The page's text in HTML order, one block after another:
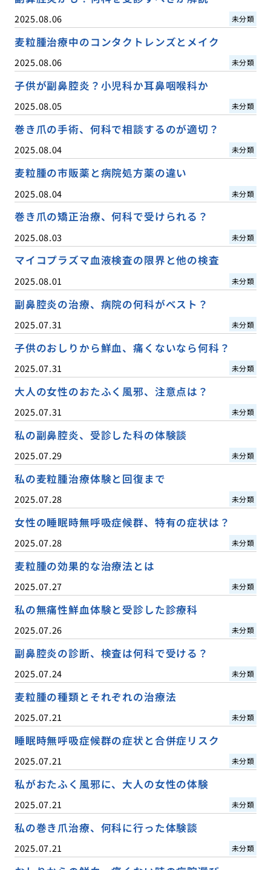
2025.08.06 未分類
麦粒腫治療中のコンタクトレンズとメイク
2025.08.06 未分類
子供が副鼻腔炎？小児科か耳鼻咽喉科か
2025.08.05 未分類
巻き爪の手術、何科で相談するのが適切？
2025.08.04 未分類
麦粒腫の市販薬と病院処方薬の違い
2025.08.04 未分類
巻き爪の矯正治療、何科で受けられる？
2025.08.03 未分類
マイコプラズマ血液検査の限界と他の検査
2025.08.01 未分類
副鼻腔炎の治療、病院の何科がベスト？
2025.07.31 未分類
子供のおしりから鮮血、痛くないなら何科？
2025.07.31 未分類
大人の女性のおたふく風邪、注意点は？
2025.07.31 未分類
私の副鼻腔炎、受診した科の体験談
2025.07.29 未分類
私の麦粒腫治療体験と回復まで
2025.07.28 未分類
女性の睡眠時無呼吸症候群、特有の症状は？
2025.07.28 未分類
麦粒腫の効果的な治療法とは
2025.07.27 未分類
私の無痛性鮮血体験と受診した診療科
2025.07.26 未分類
副鼻腔炎の診断、検査は何科で受ける？
2025.07.24 未分類
麦粒腫の種類とそれぞれの治療法
2025.07.21 未分類
睡眠時無呼吸症候群の症状と合併症リスク
2025.07.21 未分類
私がおたふく風邪に、大人の女性の体験
2025.07.21 未分類
私の巻き爪治療、何科に行った体験談
2025.07.21 未分類